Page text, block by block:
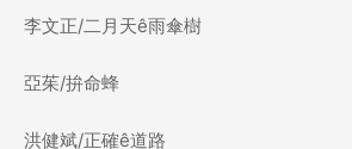
李文正/二月天ê雨傘樹
亞茱/拚命蜂
洪健斌/正確ê道路